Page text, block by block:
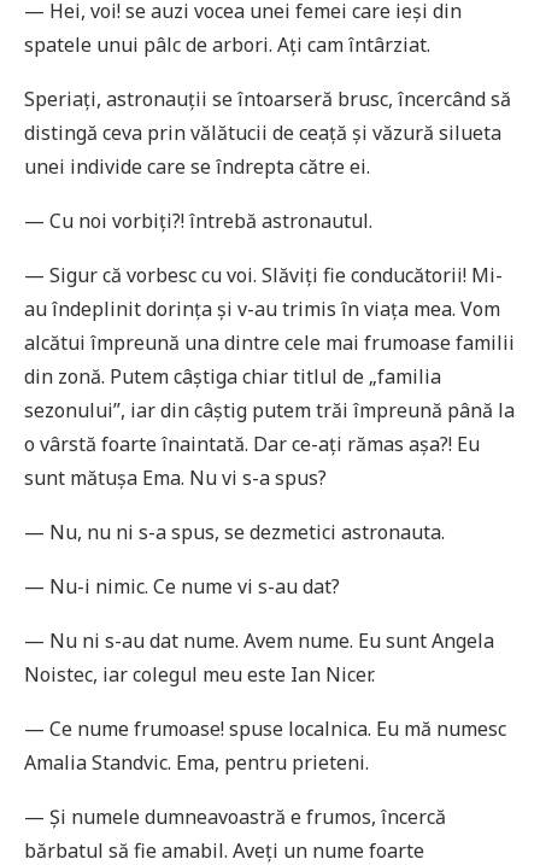
— Hei, voi! se auzi vocea unei femei care ieși din
spatele unui pâlc de arbori. Ați cam întârziat.
Speriați, astronauții se întoarseră brusc, încercând să
distingă ceva prin vălătucii de ceață și văzură silueta
unei individe care se îndrepta către ei.
— Cu noi vorbiți?! întrebă astronautul.
— Sigur că vorbesc cu voi. Slăviți fie conducătorii! Mi-
au îndeplinit dorința și v-au trimis în viața mea. Vom
alcătui împreună una dintre cele mai frumoase familii
din zonă. Putem câștiga chiar titlul de „familia
sezonului”, iar din câștig putem trăi împreună până la
o vârstă foarte înaintată. Dar ce-ați rămas așa?! Eu
sunt mătușa Ema. Nu vi s-a spus?
— Nu, nu ni s-a spus, se dezmetici astronauta.
— Nu-i nimic. Ce nume vi s-au dat?
— Nu ni s-au dat nume. Avem nume. Eu sunt Angela
Noistec, iar colegul meu este Ian Nicer.
— Ce nume frumoase! spuse localnica. Eu mă numesc
Ama­lia Standvic. Ema, pentru prieteni.
— Și numele dumneavoastră e frumos, încercă
bărbatul să fie amabil. Aveți un nume foarte